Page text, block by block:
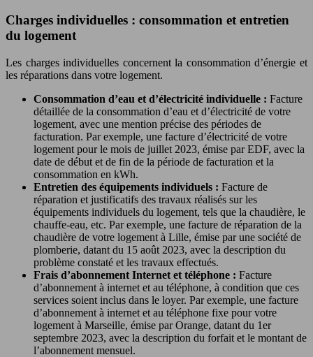
Charges individuelles : consommation et entretien
du logement
Les charges individuelles concernent la consommation d’énergie et
les réparations dans votre logement.
Consommation d’eau et d’électricité individuelle : Facture
détaillée de la consommation d’eau et d’électricité de votre
logement, avec une mention précise des périodes de
facturation. Par exemple, une facture d’électricité de votre
logement pour le mois de juillet 2023, émise par EDF, avec la
date de début et de fin de la période de facturation et la
consommation en kWh.
Entretien des équipements individuels : Facture de
réparation et justificatifs des travaux réalisés sur les
équipements individuels du logement, tels que la chaudière, le
chauffe-eau, etc. Par exemple, une facture de réparation de la
chaudière de votre logement à Lille, émise par une société de
plomberie, datant du 15 août 2023, avec la description du
problème constaté et les travaux effectués.
Frais d’abonnement Internet et téléphone : Facture
d’abonnement à internet et au téléphone, à condition que ces
services soient inclus dans le loyer. Par exemple, une facture
d’abonnement à internet et au téléphone fixe pour votre
logement à Marseille, émise par Orange, datant du 1er
septembre 2023, avec la description du forfait et le montant de
l’abonnement mensuel.